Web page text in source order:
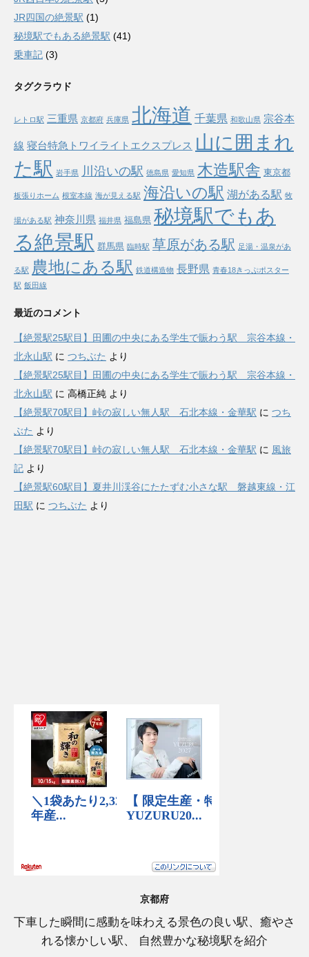
JR四国の絶景駅 (1)
秘境駅でもある絶景駅 (41)
乗車記 (3)
タグクラウド
レトロ駅 三重県 京都府 兵庫県 北海道 千葉県 和歌山県 宗谷本
線 寝台特急トワイライトエクスプレス 山に囲まれ
た駅 岩手県 川沿いの駅 徳島県 愛知県 木造駅舎 東京都
板張りホーム 根室本線 海が見える駅 海沿いの駅 湖がある駅 牧
場がある駅 神奈川県 福井県 福島県 秘境駅でもあ
る絶景駅 群馬県 臨時駅 草原がある駅 足湯・温泉があ
る駅 農地にある駅 鉄道構造物 長野県 青春18きっぷポスター
駅 飯田線
最近のコメント
【絶景駅25駅目】田圃の中央にある学生で賑わう駅 宗谷本線・
北永山駅 に つちぶた より
【絶景駅25駅目】田圃の中央にある学生で賑わう駅 宗谷本線・
北永山駅 に 高橋正純 より
【絶景駅70駅目】峠の寂しい無人駅 石北本線・金華駅 に つち
ぶた より
【絶景駅70駅目】峠の寂しい無人駅 石北本線・金華駅 に 風旅
記 より
【絶景駅60駅目】夏井川渓谷にたたずむ小さな駅 磐越東線・江
田駅 に つちぶた より
京都府
下車した瞬間に感動を味わえる景色の良い駅、癒やさ
れる懐かしい駅、 自然豊かな秘境駅を紹介